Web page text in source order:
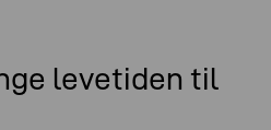
levetiden til